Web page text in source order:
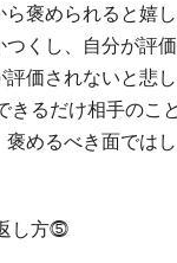
ら褒められると嬉
つくし、自分が評
評価されないと悲
きるだけ相手のこ
褒めるべき面では
し方⓹